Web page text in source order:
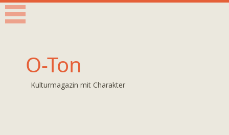
O-Ton
Kulturmagazin mit Charakter